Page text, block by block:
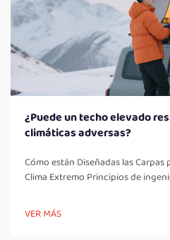
¿Puede un techo elevado
climáticas adversas?
Cómo están Diseñadas las Carpas
Clima Extremo Principios de
para techo están construidas con
de la industria aeroespacial,
VER MÁS